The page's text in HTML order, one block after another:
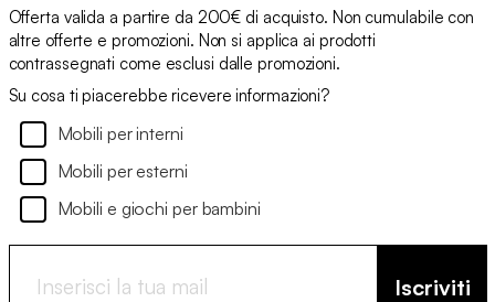
Offerta valida a partire da 200€ di acquisto. Non cumulabile con
altre offerte e promozioni. Non si applica ai prodotti
contrassegnati come esclusi dalle promozioni.
Su cosa ti piacerebbe ricevere informazioni?
Mobili per interni
Mobili per esterni
Mobili e giochi per bambini
Iscriviti